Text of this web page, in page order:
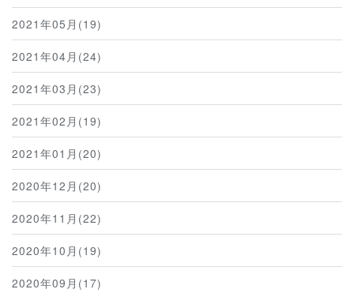
2021年05月(19)
2021年04月(24)
2021年03月(23)
2021年02月(19)
2021年01月(20)
2020年12月(20)
2020年11月(22)
2020年10月(19)
2020年09月(17)